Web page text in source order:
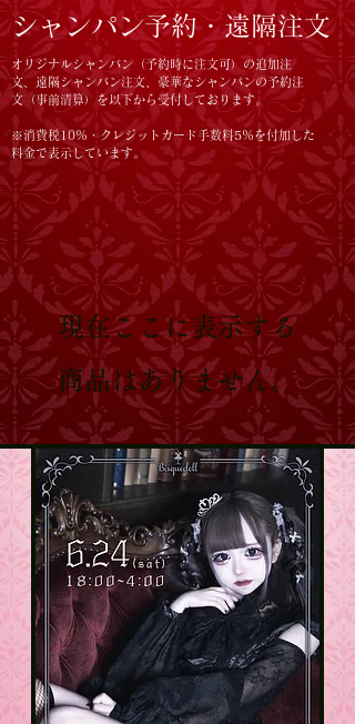
シャンパン予約・遠隔注文
オリジナルシャンパン（予約時に注文可）の追加注
文、遠隔シャンパン注文、豪華なシャンパンの予約注
文（事前清算）を以下から受付しております。
※消費税10%・クレジットカード手数料5%を付加した
料金で表示しています。
現在ここに表示する
商品はありません。